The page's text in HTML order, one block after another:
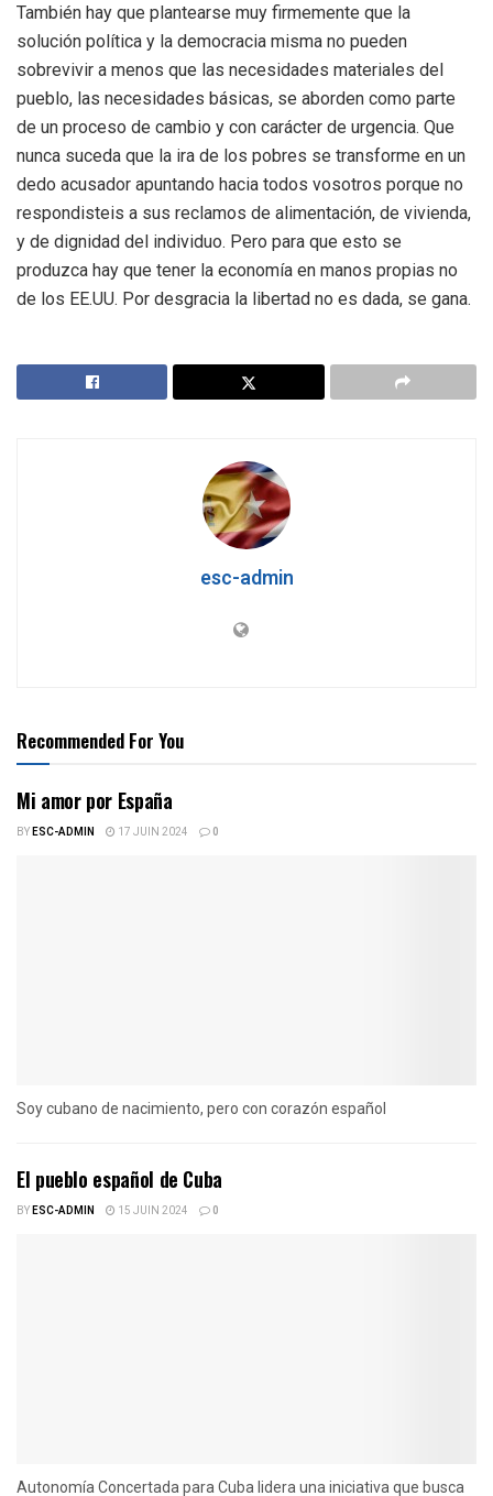
También hay que plantearse muy firmemente que la
solución política y la democracia misma no pueden
sobrevivir a menos que las necesidades materiales del
pueblo, las necesidades básicas, se aborden como parte
de un proceso de cambio y con carácter de urgencia. Que
nunca suceda que la ira de los pobres se transforme en un
dedo acusador apuntando hacia todos vosotros porque no
respondisteis a sus reclamos de alimentación, de vivienda,
y de dignidad del individuo. Pero para que esto se
produzca hay que tener la economía en manos propias no
de los EE.UU. Por desgracia la libertad no es dada, se gana.
esc-admin
Recommended For You
Mi amor por España
BYESC-ADMIN 17 JUIN 2024 0
Soy cubano de nacimiento, pero con corazón español
El pueblo español de Cuba
BYESC-ADMIN 15 JUIN 2024 0
Autonomía Concertada para Cuba lidera una iniciativa que busca